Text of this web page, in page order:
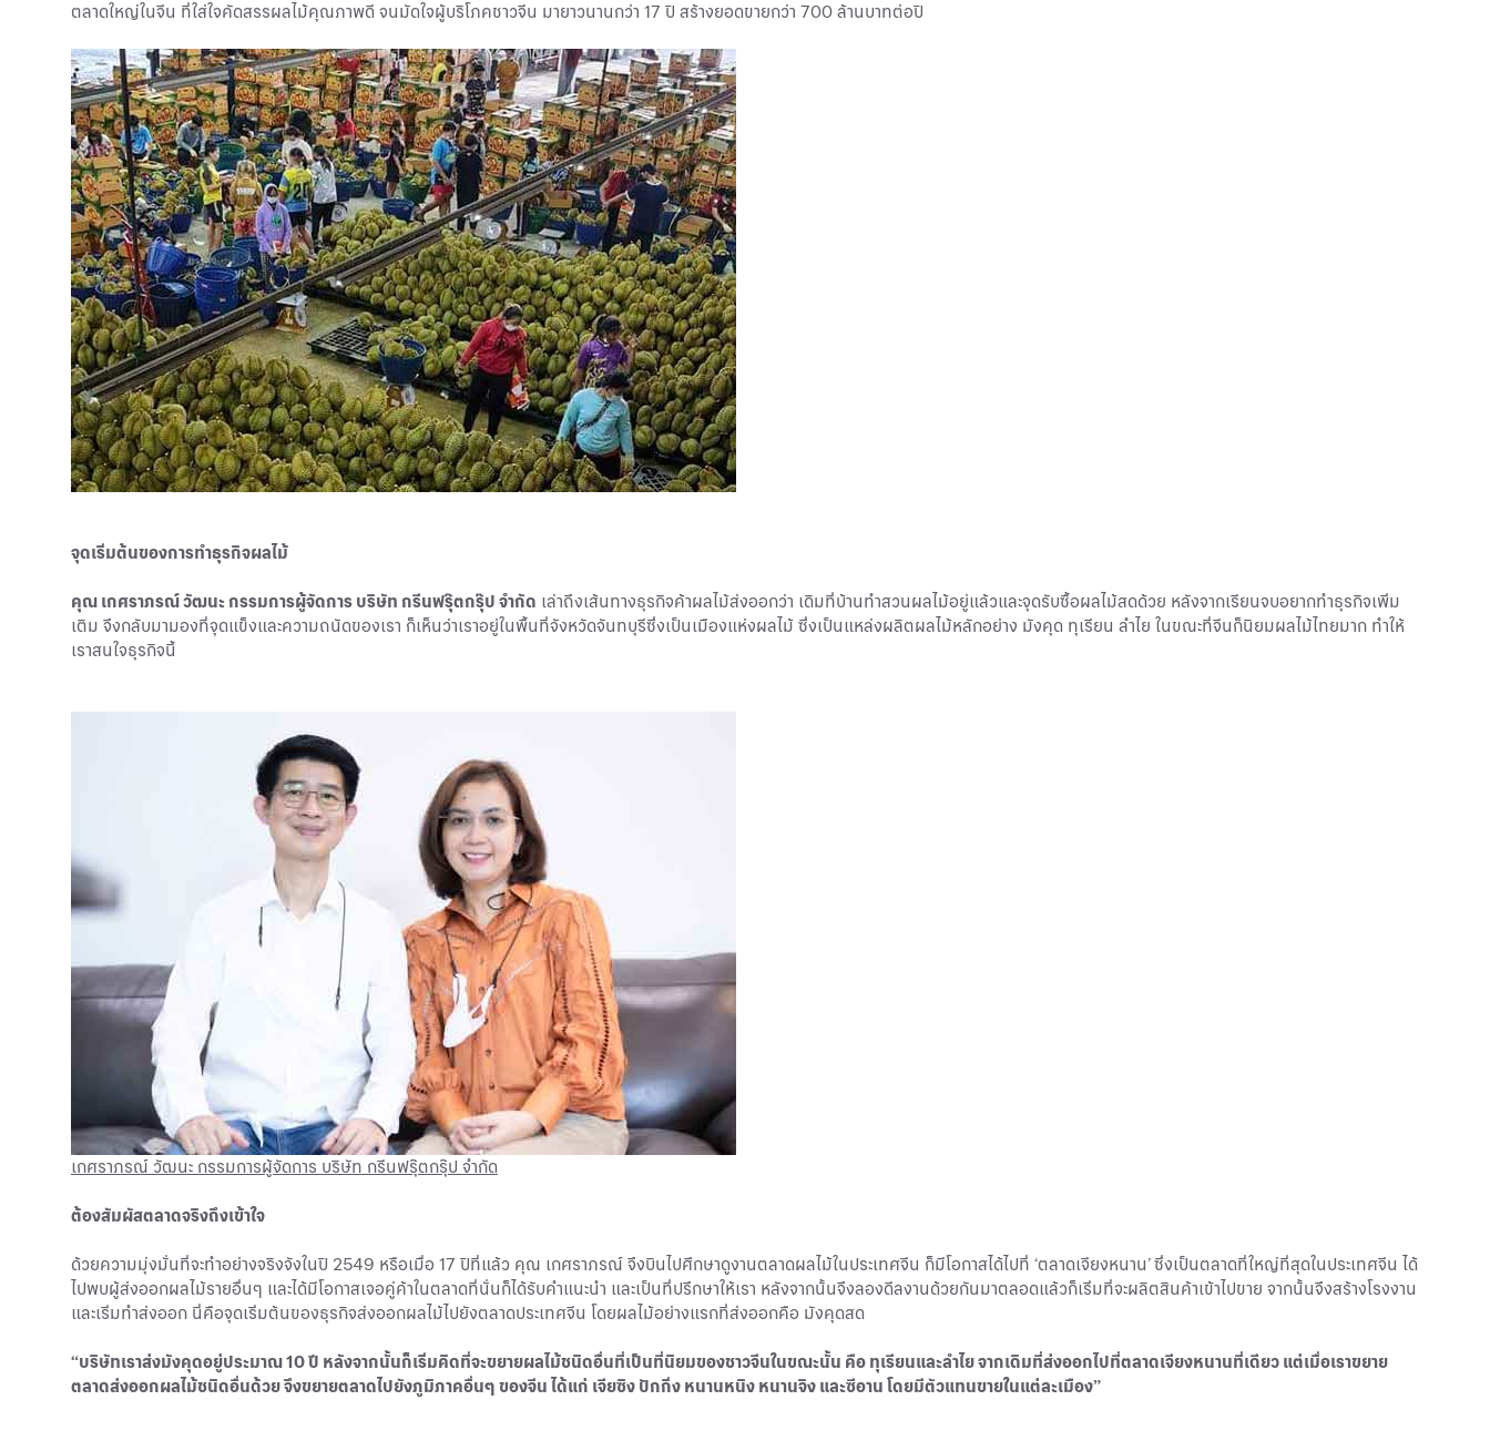
ตลาดใหญ่ในจีน ที่ใส่ใจคัดสรรผลไม้คุณภาพดี จนมัดใจผู้บริโภคชาวจีน มายาวนานกว่า 17 ปี สร้างยอดขายกว่า 700 ล้านบาทต่อปี
จุดเริ่มต้นของการทำธุรกิจผลไม้
คุณ เกศราภรณ์ วัฒนะ กรรมการผู้จัดการ บริษัท กรีนฟรุ๊ตกรุ๊ป จำกัด เล่าถึงเส้นทางธุรกิจค้าผลไม้ส่งออกว่า เดิมที่บ้านทำสวนผลไม้อยู่แล้วและจุดรับซื้อผลไม้สดด้วย หลังจากเรียนจบอยากทำธุรกิจเพิ่ม
เติม จึงกลับมามองที่จุดแข็งและความถนัดของเรา ก็เห็นว่าเราอยู่ในพื้นที่จังหวัดจันทบุรีซึ่งเป็นเมืองแห่งผลไม้ ซึ่งเป็นแหล่งผลิตผลไม้หลักอย่าง มังคุด ทุเรียน ลำไย ในขณะที่จีนก็นิยมผลไม้ไทยมาก ทำให้
เราสนใจธุรกิจนี้
เกศราภรณ์ วัฒนะ กรรมการผู้จัดการ บริษัท กรีนฟรุ๊ตกรุ๊ป จำกัด
ต้องสัมผัสตลาดจริงถึงเข้าใจ
ด้วยความมุ่งมั่นที่จะทำอย่างจริงจังในปี 2549 หรือเมื่อ 17 ปีที่แล้ว คุณ เกศราภรณ์ จึงบินไปศึกษาดูงานตลาดผลไม้ในประเทศจีน ก็มีโอกาสได้ไปที่ ‘ตลาดเจียงหนาน’ ซึ่งเป็นตลาดที่ใหญ่ที่สุดในประเทศจีน ได้
ไปพบผู้ส่งออกผลไม้รายอื่นๆ และได้มีโอกาสเจอคู่ค้าในตลาดที่นั่นก็ได้รับคำแนะนำ และเป็นที่ปรึกษาให้เรา หลังจากนั้นจึงลองดีลงานด้วยกันมาตลอดแล้วก็เริ่มที่จะผลิตสินค้าเข้าไปขาย จากนั้นจึงสร้างโรงงาน
และเริ่มทำส่งออก นี่คือจุดเริ่มต้นของธุรกิจส่งออกผลไม้ไปยังตลาดประเทศจีน โดยผลไม้อย่างแรกที่ส่งออกคือ มังคุดสด
“บริษัทเราส่งมังคุดอยู่ประมาณ 10 ปี หลังจากนั้นก็เริ่มคิดที่จะขยายผลไม้ชนิดอื่นที่เป็นที่นิยมของชาวจีนในขณะนั้น คือ ทุเรียนและลำไย จากเดิมที่ส่งออกไปที่ตลาดเจียงหนานที่เดียว แต่เมื่อเราขยาย
ตลาดส่งออกผลไม้ชนิดอื่นด้วย จึงขยายตลาดไปยังภูมิภาคอื่นๆ ของจีน ได้แก่ เจียซิง ปักกิ่ง หนานหนิง หนานจิง และซีอาน โดยมีตัวแทนขายในแต่ละเมือง”